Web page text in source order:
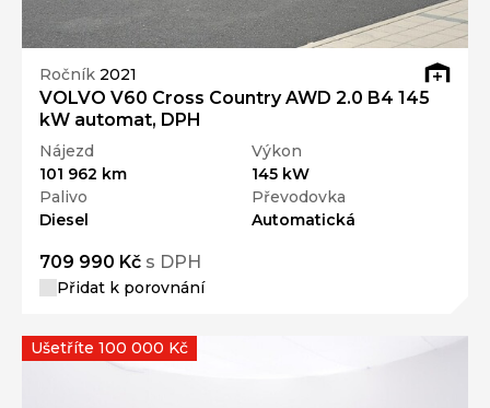
Ročník 2021
VOLVO V60 Cross Country AWD 2.0 B4 145
kW automat, DPH
Nájezd
101 962 km
Výkon
145 kW
Palivo
Diesel
Převodovka
Automatická
709 990 Kč s DPH
Přidat k porovnání
Ušetříte 100 000 Kč